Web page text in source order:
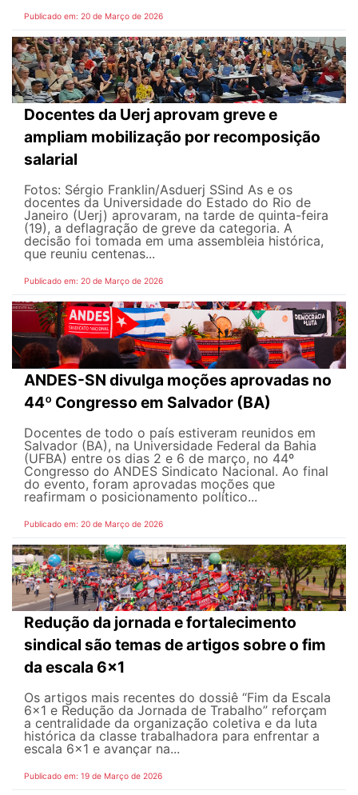
Publicado em: 20 de Março de 2026
Docentes da Uerj aprovam greve e
ampliam mobilização por recomposição
salarial
Fotos: Sérgio Franklin/Asduerj SSind As e os
docentes da Universidade do Estado do Rio de
Janeiro (Uerj) aprovaram, na tarde de quinta-feira
(19), a deflagração de greve da categoria. A
decisão foi tomada em uma assembleia histórica,
que reuniu centenas...
Publicado em: 20 de Março de 2026
ANDES-SN divulga moções aprovadas no
44º Congresso em Salvador (BA)
Docentes de todo o país estiveram reunidos em
Salvador (BA), na Universidade Federal da Bahia
(UFBA) entre os dias 2 e 6 de março, no 44º
Congresso do ANDES Sindicato Nacional. Ao final
do evento, foram aprovadas moções que
reafirmam o posicionamento político...
Publicado em: 20 de Março de 2026
Redução da jornada e fortalecimento
sindical são temas de artigos sobre o fim
da escala 6x1
Os artigos mais recentes do dossiê “Fim da Escala
6×1 e Redução da Jornada de Trabalho” reforçam
a centralidade da organização coletiva e da luta
histórica da classe trabalhadora para enfrentar a
escala 6x1 e avançar na...
Publicado em: 19 de Março de 2026